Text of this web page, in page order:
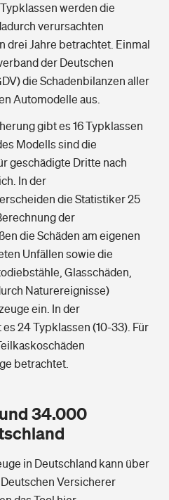
werden die
verursachten
drei Jahre betrachtet. Einmal
der Deutschen
die Schadenbilanzen aller
Automodelle aus.
gibt es 16 Typklassen
Modells sind die
geschädigte Dritte nach
In der
die Statistiker 25
der
die Schäden am eigenen
Unfällen sowie die
Glasschäden,
Naturereignisse)
ein. In der
24 Typklassen (10-33). Für
betrachtet.
34.000
in Deutschland kann über
Versicherer